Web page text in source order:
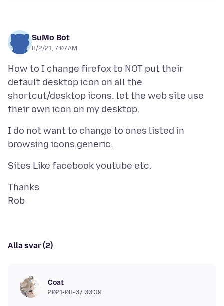
SuMo Bot
8/2/21, 7:07 AM
How to I change firefox to NOT put their
default desktop icon on all the
shortcut/desktop icons. let the web site use
I do not want to change to ones listed in
Thanks
Alla svar (2)
Coat
2021-08-07 00:39